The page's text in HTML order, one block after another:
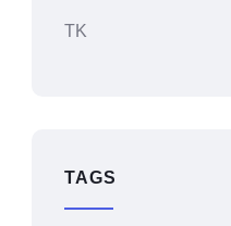
TK
TAGS